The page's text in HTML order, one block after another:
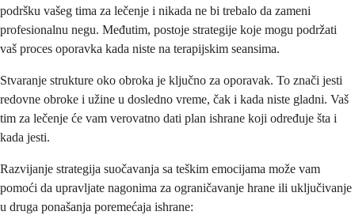
podršku vašeg tima za lečenje i nikada ne bi trebalo da zameni
profesionalnu negu. Međutim, postoje strategije koje mogu podržati
vaš proces oporavka kada niste na terapijskim seansima.
Stvaranje strukture oko obroka je ključno za oporavak. To znači jesti
redovne obroke i užine u dosledno vreme, čak i kada niste gladni. Vaš
tim za lečenje će vam verovatno dati plan ishrane koji određuje šta i
kada jesti.
Razvijanje strategija suočavanja sa teškim emocijama može vam
pomoći da upravljate nagonima za ograničavanje hrane ili uključivanje
u druga ponašanja poremećaja ishrane: